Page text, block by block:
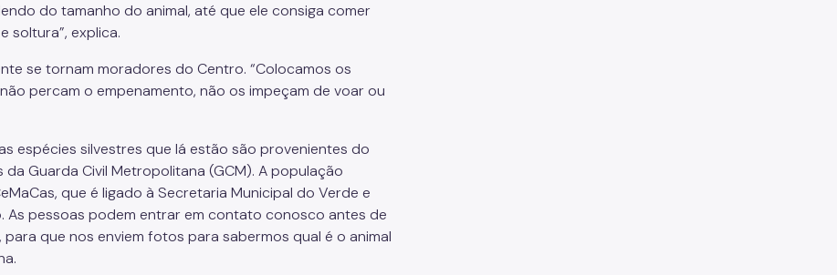
do tamanho do animal, até que ele consiga comer
soltura”, explica.
se tornam moradores do Centro. “Colocamos os
percam o empenamento, não os impeçam de voar ou
espécies silvestres que lá estão são provenientes do
Guarda Civil Metropolitana (GCM). A população
que é ligado à Secretaria Municipal do Verde e
As pessoas podem entrar em contato conosco antes de
que nos enviem fotos para sabermos qual é o animal